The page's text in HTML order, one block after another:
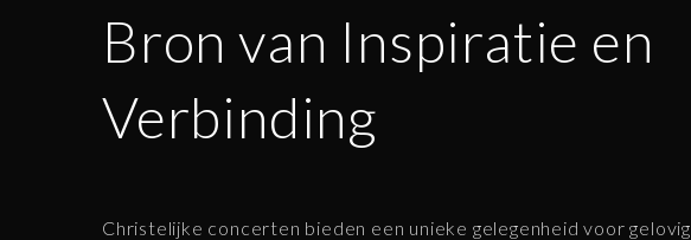
Bron van Inspiratie en
Verbinding
Christelijke concerten bieden een unieke gelegenheid voor